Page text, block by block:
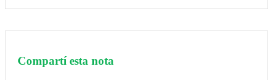
Compartí esta nota